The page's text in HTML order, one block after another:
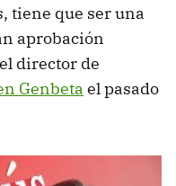
tiene que ser una
aprobación
director de
Genbeta el pasado